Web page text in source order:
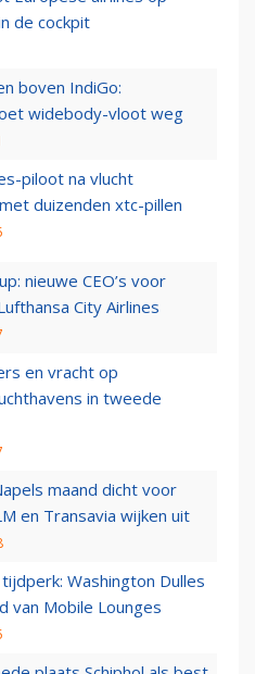
de cockpit
boven IndiGo:
widebody-vloot weg
piloot na vlucht
duizenden xtc-pillen
nieuwe CEO’s voor
City Airlines
en vracht op
in tweede
maand dicht voor
en Transavia wijken uit
Washington Dulles
van Mobile Lounges